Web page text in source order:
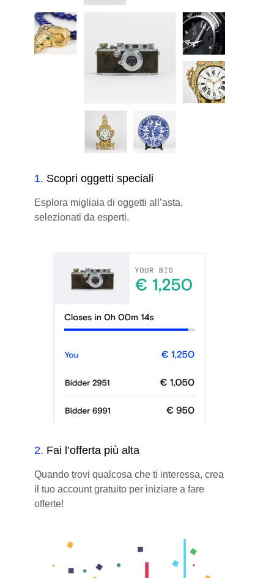
1. Scopri oggetti speciali
Esplora migliaia di oggetti all’asta,
selezionati da esperti.
2. Fai l’offerta più alta
Quando trovi qualcosa che ti interessa, crea
il tuo account gratuito per iniziare a fare
offerte!